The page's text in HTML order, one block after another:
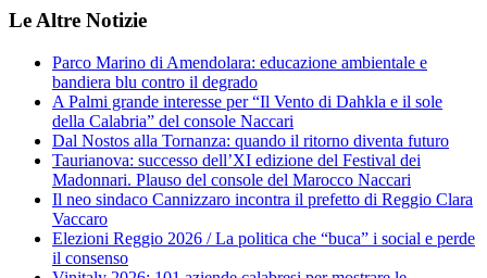
Le Altre Notizie
Parco Marino di Amendolara: educazione ambientale e
bandiera blu contro il degrado
A Palmi grande interesse per “Il Vento di Dahkla e il sole
della Calabria” del console Naccari
Dal Nostos alla Tornanza: quando il ritorno diventa futuro
Taurianova: successo dell’XI edizione del Festival dei
Madonnari. Plauso del console del Marocco Naccari
Il neo sindaco Cannizzaro incontra il prefetto di Reggio Clara
Vaccaro
Elezioni Reggio 2026 / La politica che “buca” i social e perde
il consenso